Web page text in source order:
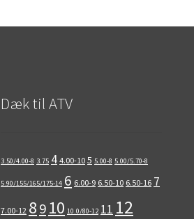
Dæk til ATV
3.50/4.00-8 3.75 4 4.00-10 5 5.00-8 5.00/5.70-8
5.90/155/165/175-14 6 6.00-9 6.50-10 6.50-16 7
7.00-12 8910 10.0/80-12 11 12